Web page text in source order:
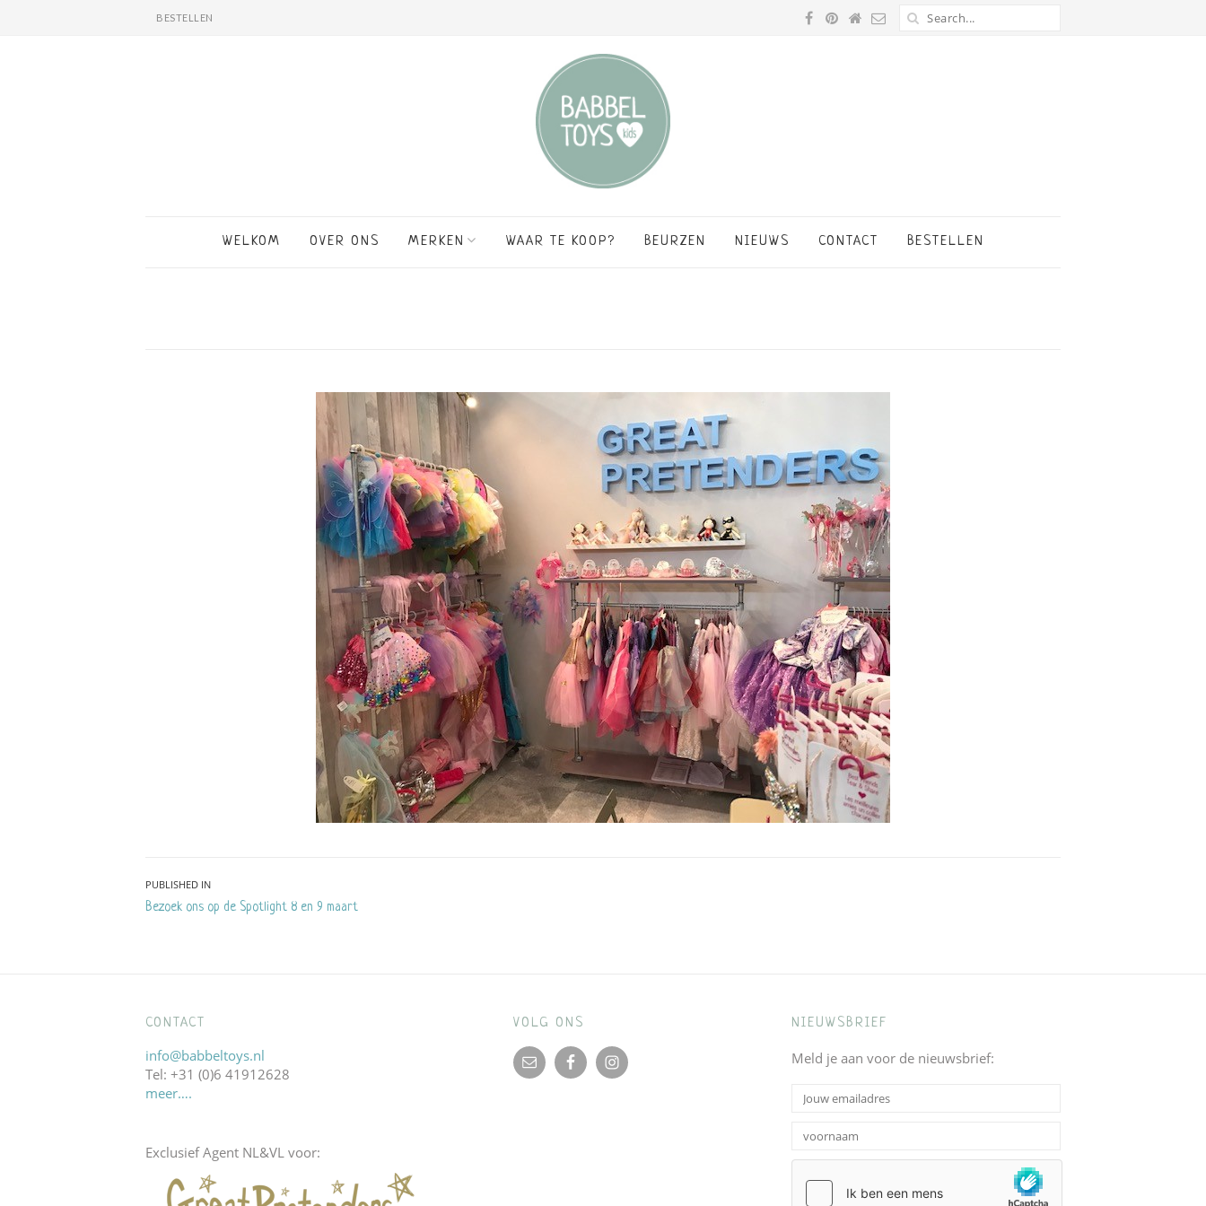
BESTELLEN
WELKOM OVER ONS MERKEN WAAR TE KOOP? BEURZEN NIEUWS CONTACT BESTELLEN
Bericht
navigatie
PUBLISHED IN
Bezoek ons op de Spotlight 8 en 9 maart
CONTACT
info@babbeltoys.nl
Tel: +31 (0)6 41912628
meer….
Exclusief Agent NL&VL voor:
VOLG ONS NIEUWSBRIEF
Meld je aan voor de nieuwsbrief: